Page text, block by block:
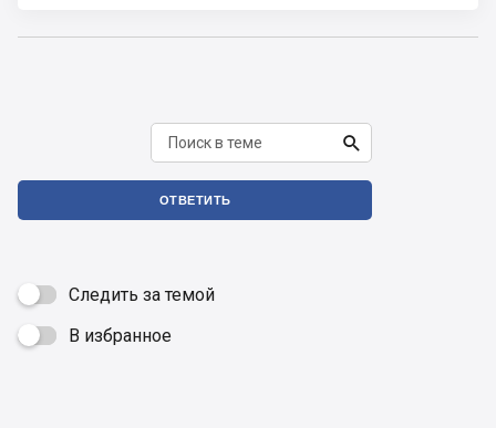

ОТВЕТИТЬ
Следить за темой
 В избранное